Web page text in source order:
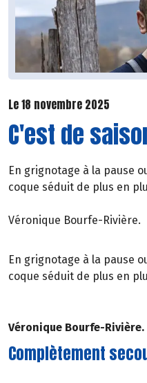
Le 18 novembre 2025
C'est de
En grignotage à la pause
coque séduit de plus en
Véronique Bourfe-Rivière.
En grignotage à la pause
coque séduit de plus en
Véronique Bourfe-Rivière.
Complètement